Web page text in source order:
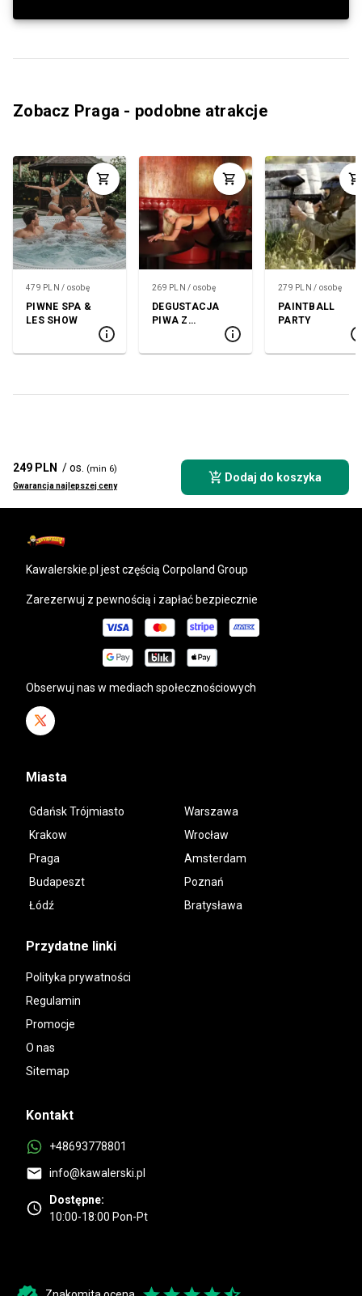
Zobacz Praga - podobne atrakcje
479 PLN / osobę
PIWNE SPA &
LES SHOW
269 PLN / osobę
DEGUSTACJA
PIWA Z
279 PLN / osobę
PAINTBALL
PARTY
249 PLN / os. (min 6)
Gwarancja najlepszej ceny
Dodaj do koszyka
kawalerskie.pl jest częścią Corpoland Group
Zarezerwuj z pewnością i zapłać bezpiecznie
Obserwuj nas w mediach społecznościowych
Miasta
Gdańsk Trójmiasto
Warszawa
Krakow
Wrocław
Praga
Amsterdam
Budapeszt
Poznań
Łódź
Bratysława
Przydatne linki
Polityka prywatności
Regulamin
Promocje
O nas
Sitemap
Kontakt
+48693778801
info@kawalerski.pl
Dostępne:
10:00-18:00 Pon-Pt